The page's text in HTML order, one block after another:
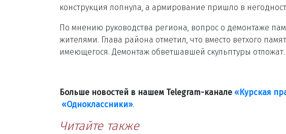
конструкция лопнула, а армирование пришло в
По мнению руководства региона, вопрос о демонтаже
жителями. Глава района отметил, что вместо ветхого
имеющегося. Демонтаж обветшавшей скульптуры отложат.
Больше новостей в нашем Telegram-канале «Курская
«Одноклассники».
Читайте также